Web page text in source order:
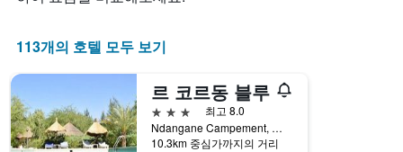
113개의 호텔 모두 보기
르 코르동 블루
3성급
최고 8.0
Ndangane Campement, 팔마린, 세네갈
10.3km 중심가까지의 거리